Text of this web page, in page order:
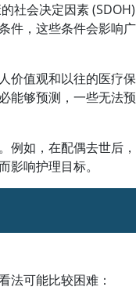
社会决定因素 (SDOH)
件，这些条件会影响广
价值观和以往的医疗保
能够预测，一些无法预
例如，在配偶去世后，
响护理目标。
法可能比较困难：